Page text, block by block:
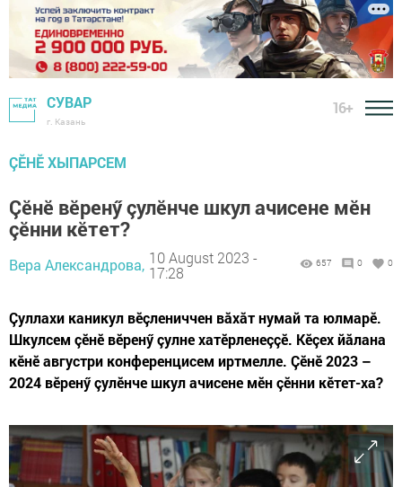
СУВАР
г. Казань
16+
ÇӖНӖ ХЫПАРСЕМ
Çӗнӗ вӗренӳ çулӗнче шкул ачисене мӗн
çӗнни кӗтет?
Вера Александрова, 10 August 2023 -
17:28
657 0 0
Çуллахи каникул вӗçлениччен вăхăт нумай та юлмарӗ.
Шкулсем çӗнӗ вӗренӳ çулне хатӗрленеççӗ. Кӗçех йăлана
кӗнӗ августри конференцисем иртмелле. Çӗнӗ 2023 –
2024 вӗренӳ çулӗнче шкул ачисене мӗн çӗнни кӗтет-ха?